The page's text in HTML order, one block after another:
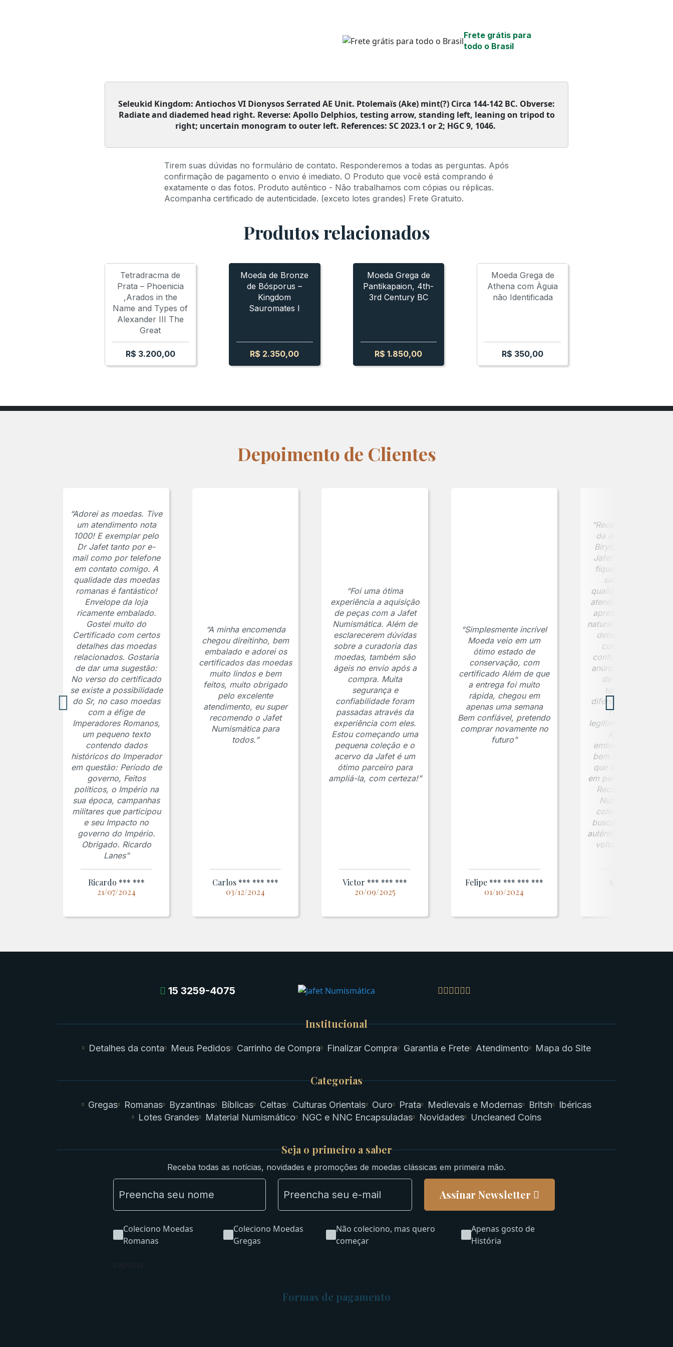
Frete grátis para
todo o Brasil
Seleukid Kingdom: Antiochos VI Dionysos Serrated AE Unit. Ptolemaïs (Ake) mint(?) Circa 144-142 BC. Obverse:
Radiate and diademed head right. Reverse: Apollo Delphios, testing arrow, standing left, leaning on tripod to
right; uncertain monogram to outer left. References: SC 2023.1 or 2; HGC 9, 1046.
Tirem suas dúvidas no formulário de contato. Responderemos a todas as perguntas. Após
confirmação de pagamento o envio é imediato. O Produto que você está comprando é
exatamente o das fotos. Produto autêntico - Não trabalhamos com cópias ou réplicas.
Acompanha certificado de autenticidade. (exceto lotes grandes) Frete Gratuito.
Produtos relacionados
Tetradracma de
Prata – Phoenicia
,Arados in the
Name and Types of
Alexander III The
Great
R$ 3.200,00
Moeda de Bronze
de Bósporus –
Kingdom
Sauromates I
R$ 2.350,00
Moeda Grega de
Pantikapaion, 4th-
3rd Century BC
R$ 1.850,00
Moeda Grega de
Athena com Àguia
não Identificada
R$ 350,00
Depoimento de Clientes
“Adorei as moedas. Tive
um atendimento nota
1000! E exemplar pelo
Dr Jafet tanto por e-
mail como por telefone
em contato comigo. A
qualidade das moedas
romanas é fantástico!
Envelope da loja
ricamente embalado.
Gostei muito do
Certificado com certos
detalhes das moedas
relacionados. Gostaria
de dar uma sugestão:
No verso do certificado
se existe a possibilidade
do Sr, no caso moedas
com a éfige de
Imperadores Romanos,
um pequeno texto
contendo dados
históricos do Imperador
em questão: Período de
governo, Feitos
políticos, o Império na
sua época, campanhas
militares que participou
e seu Impacto no
governo do Império.
Obrigado. Ricardo
Lanes”
Ricardo *** ***
21/07/2024
“A minha encomenda
chegou direitinho, bem
embalado e adorei os
certificados das moedas
muito lindos e bem
feitos, muito obrigado
pelo excelente
atendimento, eu super
recomendo o Jafet
Numismática para
todos.”
Carlos *** *** ***
03/12/2024
“Foi uma ótima
experiência a aquisição
de peças com a Jafet
Numismática. Além de
esclarecerem dúvidas
sobre a curadoria das
moedas, também são
ágeis no envio após a
compra. Muita
segurança e
confiabilidade foram
passadas através da
experiência com eles.
Estou começando uma
pequena coleção e o
acervo da Jafet é um
ótimo parceiro para
ampliá-la, com certeza!”
Victor *** *** ***
20/09/2025
“Simplesmente incrível
Moeda veio em um
ótimo estado de
conservação, com
certificado Além de que
a entrega foi muito
rápida, chegou em
apenas uma semana
Bem confiável, pretendo
comprar novamente no
futuro”
Felipe *** *** *** ***
01/10/2024
“Recebi minha
da antiga cidade de
Birytis, comprada na
Jafet Numismática, e
fiquei extremamente
satisfeito com a
qualidade da peça e
atendimento. A
apresenta uma
natural bem
detalhes visíveis da
cunhagem e está
conforme descrito
anúncio. O
de autenticidade
também foi um
diferencial
reforçando a
legitimidade da
embalagem foi muito
bem feita,
que a peça chegasse
em perfeitas
Recomendo a Jafet
Numismática para
colecionadores que
buscam peças raras
autênticas. Com
voltarei a comprar!”
Sandiego ***
15 3259-4075
Institucional
Detalhes da conta Meus Pedidos Carrinho de Compra Finalizar Compra Garantia e Frete Atendimento Mapa do Site
Categorias
Gregas Romanas Byzantinas Bíblicas Celtas Culturas Orientais Ouro Prata Medievais e Modernas Britsh
Ibéricas
Lotes Grandes
Material Numismático NGC e NNC Encapsuladas Novidades Uncleaned Coins
Seja o primeiro a saber
Receba todas as notícias, novidades e promoções de moedas clássicas em primeira mão.
Coleciono Moedas
Romanas
Coleciono Moedas
Gregas
Não coleciono, mas quero
começar
Apenas gosto de
História
Assinar Newsletter
Formas de pagamento